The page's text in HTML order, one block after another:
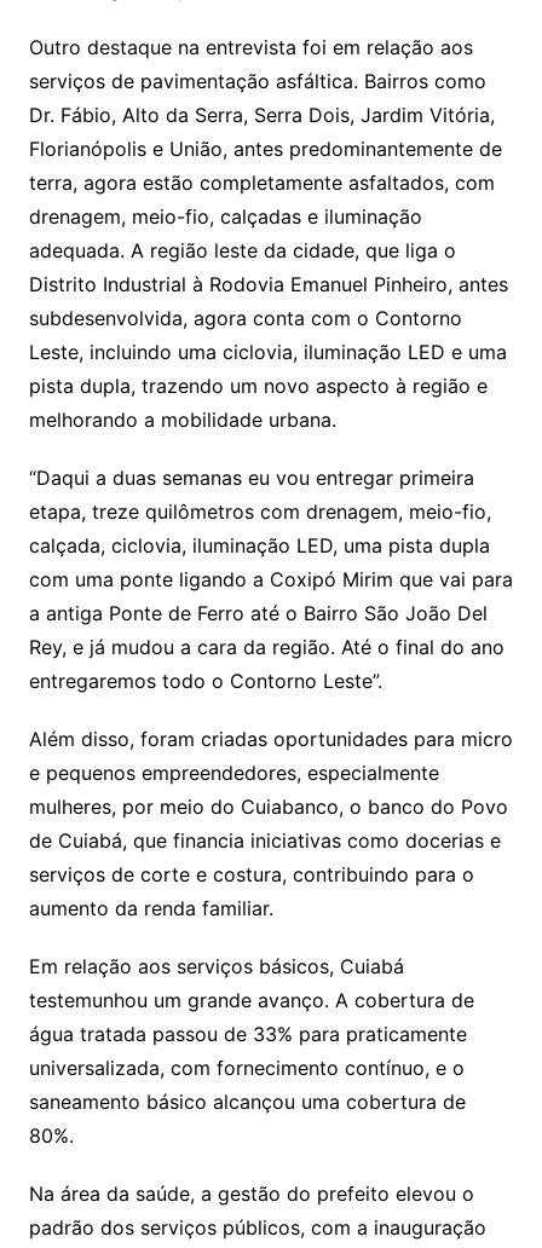
Outro destaque na entrevista foi em relação aos
serviços de pavimentação asfáltica. Bairros como
Dr. Fábio, Alto da Serra, Serra Dois, Jardim Vitória,
Florianópolis e União, antes predominantemente de
terra, agora estão completamente asfaltados, com
drenagem, meio-fio, calçadas e iluminação
adequada. A região leste da cidade, que liga o
Distrito Industrial à Rodovia Emanuel Pinheiro, antes
subdesenvolvida, agora conta com o Contorno
Leste, incluindo uma ciclovia, iluminação LED e uma
pista dupla, trazendo um novo aspecto à região e
melhorando a mobilidade urbana.
“Daqui a duas semanas eu vou entregar primeira
etapa, treze quilômetros com drenagem, meio-fio,
calçada, ciclovia, iluminação LED, uma pista dupla
com uma ponte ligando a Coxipó Mirim que vai para
a antiga Ponte de Ferro até o Bairro São João Del
Rey, e já mudou a cara da região. Até o final do ano
entregaremos todo o Contorno Leste”.
Além disso, foram criadas oportunidades para micro
e pequenos empreendedores, especialmente
mulheres, por meio do Cuiabanco, o banco do Povo
de Cuiabá, que financia iniciativas como docerias e
serviços de corte e costura, contribuindo para o
aumento da renda familiar.
Em relação aos serviços básicos, Cuiabá
testemunhou um grande avanço. A cobertura de
água tratada passou de 33% para praticamente
universalizada, com fornecimento contínuo, e o
saneamento básico alcançou uma cobertura de
80%.
Na área da saúde, a gestão do prefeito elevou o
padrão dos serviços públicos, com a inauguração